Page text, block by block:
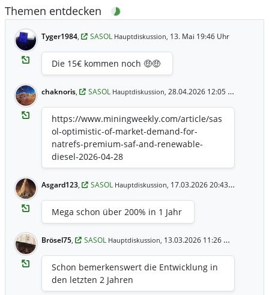
Themen entdecken
Tyger1984, SASOL Hauptdiskussion, 13. Mai 19:46 Uhr
Die 15€ kommen noch 🤑🤑
chaknoris, SASOL Hauptdiskussion, 28.04.2026 12:05 Uhr
https://www.miningweekly.com/article/sas
ol-optimistic-of-market-demand-for-
natrefs-premium-saf-and-renewable-
diesel-2026-04-28
Asgard123, SASOL Hauptdiskussion, 17.03.2026 20:43 Uhr
Mega schon über 200% in 1 Jahr
Brösel75, SASOL Hauptdiskussion, 13.03.2026 11:26 Uhr
Schon bemerkenswert die Entwicklung in
den letzten 2 Jahren